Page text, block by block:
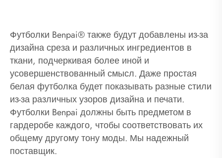
Футболки Benpai® также будут добавлены из-за
дизайна среза и различных ингредиентов в
ткани, подчеркивая более иной и
усовершенствованный смысл. Даже простая
белая футболка будет показывать разные стили
из-за различных узоров дизайна и печати.
Футболки Benpai должны быть предметом в
гардеробе каждого, чтобы соответствовать их
общему другому тону моды. Мы надежный
поставщик.